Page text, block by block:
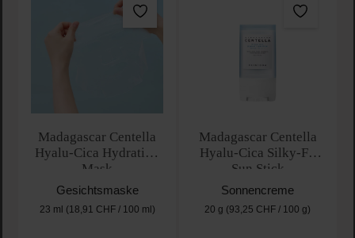
Madagascar Centella
Hyalu-Cica Hydrating
Mask
Gesichtsmaske
23 ml (18,91 CHF / 100 ml)
Madagascar Centella
Hyalu-Cica Silky-Fit
Sun Stick
Sonnencreme
20 g (93,25 CHF / 100 g)